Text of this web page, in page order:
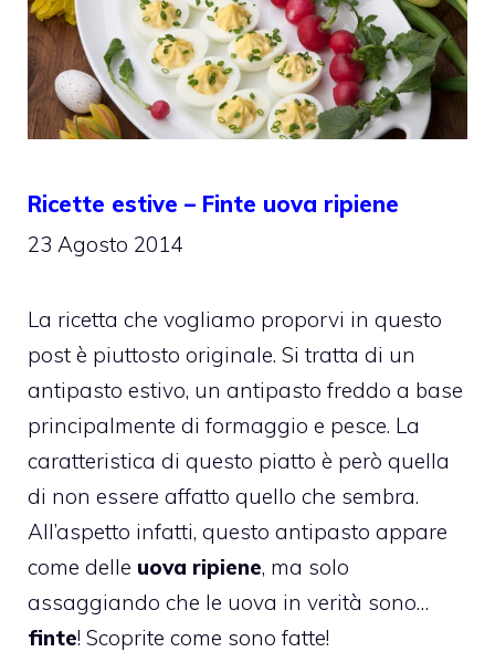
Ricette estive – Finte uova ripiene
23 Agosto 2014
La ricetta che vogliamo proporvi in questo
post è piuttosto originale. Si tratta di un
antipasto estivo, un antipasto freddo a base
principalmente di formaggio e pesce. La
caratteristica di questo piatto è però quella
di non essere affatto quello che sembra.
All’aspetto infatti, questo antipasto appare
come delle uova ripiene, ma solo
assaggiando che le uova in verità sono…
finte! Scoprite come sono fatte!